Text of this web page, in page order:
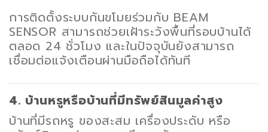
การติดตั้งระบบกันขโมยร่วมกับ BEAM
SENSOR สามารถช่วยเฝ้าระวังพื้นที่รอบบ้านได้
ตลอด 24 ชั่วโมง และในปัจจุบันยังสามารถ
เชื่อมต่อแจ้งเตือนผ่านมือถือได้ทันที
4. บ้านหรูหรือบ้านที่มีทรัพย์สินมูลค่าสูง
บ้านที่มีรถหรู ของสะสม เครื่องประดับ หรือ